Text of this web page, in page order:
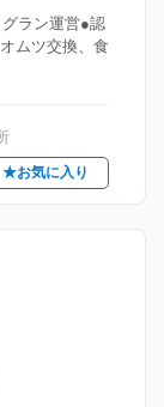
グラン運営●認
ムツ交換、食
★お気に入り